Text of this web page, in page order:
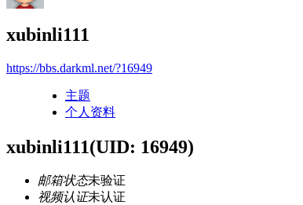
xubinli111
https://bbs.darkml.net/?16949
主题
个人资料
xubinli111(UID: 16949)
邮箱状态未验证
视频认证未认证